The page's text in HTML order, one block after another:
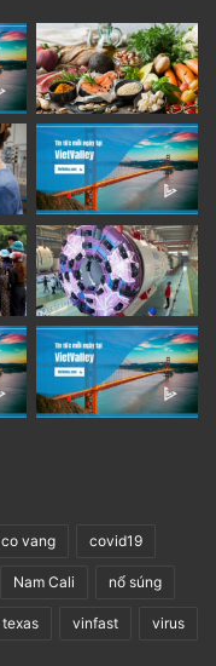
co vang covid19
Nam Cali nổ súng
texas vinfast virus